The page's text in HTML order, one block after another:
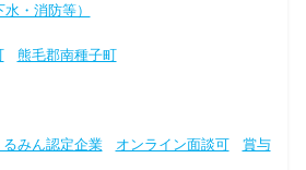
・消防等）
熊毛郡南種子町
るみん認定企業 オンライン面談可
賞与